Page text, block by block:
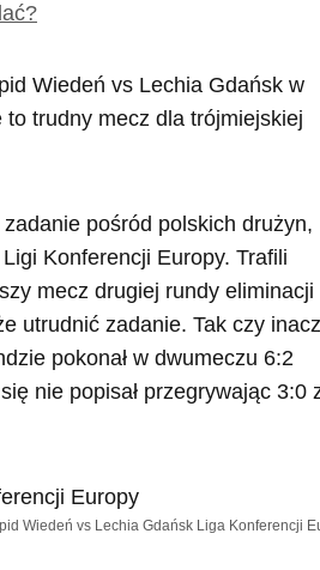
Wiedeń vs Lechia Gdańsk w
trudny mecz dla trójmiejskiej
pośród polskich drużyn,
Konferencji Europy. Trafili
mecz drugiej rundy eliminacji
utrudnić zadanie. Tak czy
pokonał w dwumeczu 6:2
nie popisał przegrywając 3:0
Wiedeń vs Lechia Gdańsk Liga Konferencji